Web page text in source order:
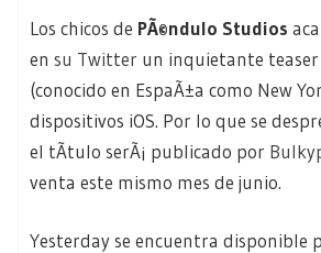
Los chicos de PÃ©ndulo Studios
en su Twitter un inquietante
(conocido en EspaÃ±a como New
dispositivos iOS. Por lo que se
el tÃ­tulo serÃ¡ publicado por
venta este mismo mes de junio.
Yesterday se encuentra disponible